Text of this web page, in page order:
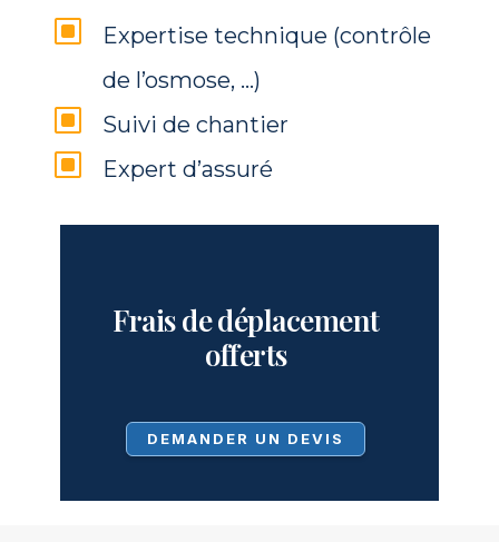
W
Expertise technique (contrôle
de l’osmose, …)
W Suivi de chantier
W Expert d’assuré
Frais de déplacement
offerts
DEMANDER UN DEVIS